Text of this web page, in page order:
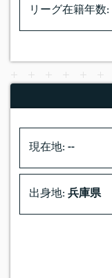
リーグ在籍年数:
現在地: --
出身地: 兵庫県